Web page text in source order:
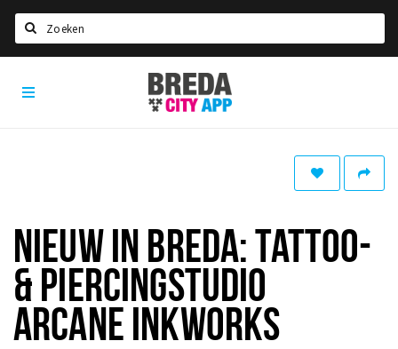
Home
Eten
Drinken
Slapen
Breda
City
App
NIEUW IN BREDA: TATTOO-
& PIERCINGSTUDIO
ARCANE INKWORKS